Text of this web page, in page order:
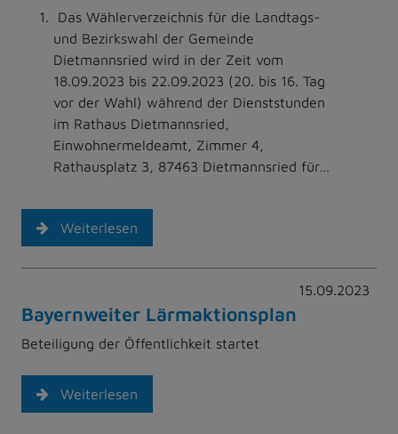
Das Wählerverzeichnis für die Landtags-
und Bezirkswahl der Gemeinde
Dietmannsried wird in der Zeit vom
18.09.2023 bis 22.09.2023 (20. bis 16. Tag
vor der Wahl) während der Dienststunden
im Rathaus Dietmannsried,
Einwohnermeldeamt, Zimmer 4,
Rathausplatz 3, 87463 Dietmannsried für…
Weiterlesen
15.09.2023
Bayernweiter Lärmaktionsplan
Beteiligung der Öffentlichkeit startet
Weiterlesen